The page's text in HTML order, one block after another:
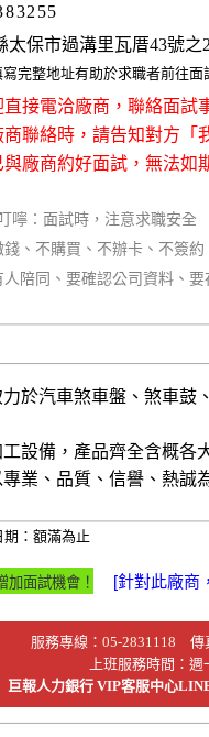
太保市過溝里瓦厝43號之
寫完整地址有助於求職者前往面
直接電洽廠商，聯絡面試
商聯絡時，請告知對方「
與廠商約好面試，無法如
嚀：面試時，注意求職安全
錢、不購買、不辦卡、不簽
陪同、要確認公司資料、
於汽車煞車盤、煞車鼓
設備，產品齊全含概各
業、品質、信譽、熱誠
期：額滿為止
服務專線： 05-2831118 傳
上班服務時間：
巨報人力銀行 VIP客服中心